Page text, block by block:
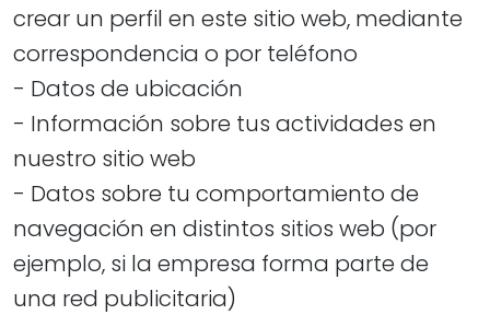
crear un perfil en este sitio web, mediante
correspondencia o por teléfono
- Datos de ubicación
- Información sobre tus actividades en
nuestro sitio web
- Datos sobre tu comportamiento de
navegación en distintos sitios web (por
ejemplo, si la empresa forma parte de
una red publicitaria)